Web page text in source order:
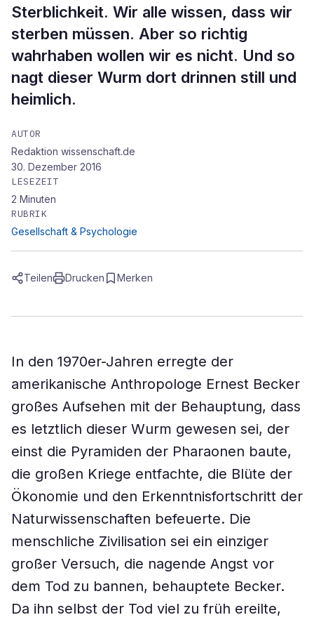
Sterblichkeit. Wir alle wissen, dass wir
sterben müssen. Aber so richtig
wahrhaben wollen wir es nicht. Und so
nagt dieser Wurm dort drinnen still und
heimlich.
AUTOR
Redaktion wissenschaft.de
30. Dezember 2016
LESEZEIT
2 Minuten
RUBRIK
Gesellschaft & Psychologie
Teilen Drucken Merken
In den 1970er-Jahren erregte der
amerikanische Anthropologe Ernest Becker
großes Aufsehen mit der Behauptung, dass
es letztlich dieser Wurm gewesen sei, der
einst die Pyramiden der Pharaonen baute,
die großen Kriege entfachte, die Blüte der
Ökonomie und den Erkenntnisfortschritt der
Naturwissenschaften befeuerte. Die
menschliche Zivilisation sei ein einziger
großer Versuch, die nagende Angst vor
dem Tod zu bannen, behauptete Becker.
Da ihn selbst der Tod viel zu früh ereilte,